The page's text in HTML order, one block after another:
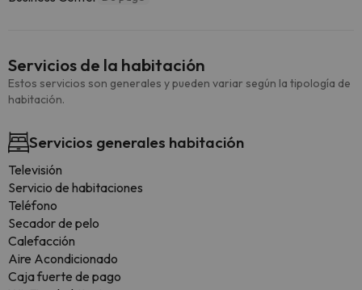
Servicios de la habitación
Estos servicios son generales y pueden variar según la tipología de
habitación.
Servicios generales habitación
Televisión
Servicio de habitaciones
Teléfono
Secador de pelo
Calefacción
Aire Acondicionado
Caja fuerte de pago